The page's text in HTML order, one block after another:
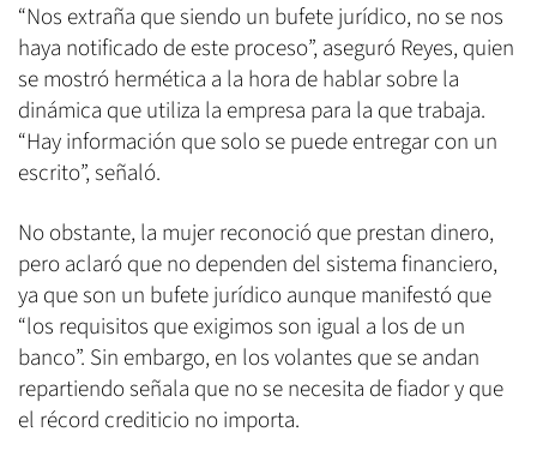
“Nos extraña que siendo un bufete jurídico, no se nos
haya notificado de este proceso”, aseguró Reyes, quien
se mostró hermética a la hora de hablar sobre la
dinámica que utiliza la empresa para la que trabaja.
“Hay información que solo se puede entregar con un
escrito”, señaló.
No obstante, la mujer reconoció que prestan dinero,
pero aclaró que no dependen del sistema financiero,
ya que son un bufete jurídico aunque manifestó que
“los requisitos que exigimos son igual a los de un
banco”. Sin embargo, en los volantes que se andan
repartiendo señala que no se necesita de fiador y que
el récord crediticio no importa.